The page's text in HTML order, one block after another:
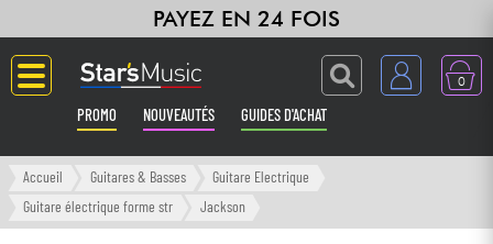
PAYEZ EN 24 FOIS
0
PROMO NOUVEAUTÉS GUIDES D'ACHAT
Langue
Accueil Guitares & Basses
Guitare Electrique
Guitare électrique forme str
Jackson